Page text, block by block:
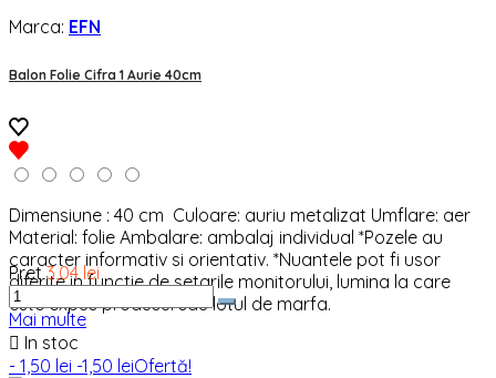
Marca: EFN
Balon Folie Cifra 1 Aurie 40cm
Dimensiune : 40 cm Culoare: auriu metalizat Umflare: aer
Material: folie Ambalare: ambalaj individual *Pozele au
caracter informativ si orientativ. *Nuantele pot fi usor
diferite in functie de setarile monitorului, lumina la care
este expus produsul sau lotul de marfa.
Pret 3,04 lei
Mai multe
 In stoc
- 1,50 lei -1,50 leiOfertă!